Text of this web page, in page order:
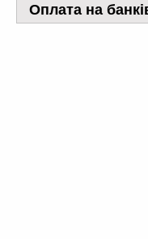
Оплата на